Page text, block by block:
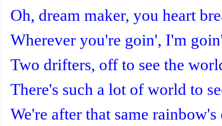
Oh, dream maker, you heart
Wherever you're goin', I'm
Two drifters, off to see the
There's such a lot of world to
We're after that same